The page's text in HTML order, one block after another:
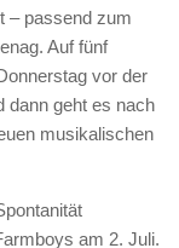
– passend zum
Auf fünf
vor der
dann geht es nach
musikalischen
am 2. Juli.